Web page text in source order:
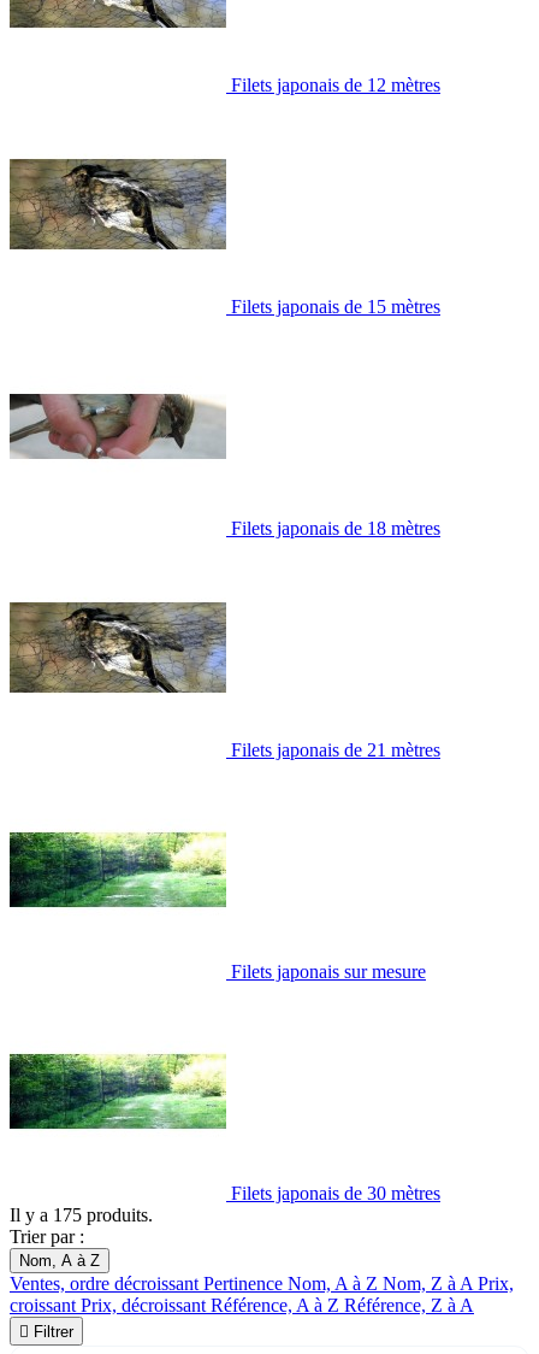
Filets japonais de 12 mètres
Filets japonais de 15 mètres
Filets japonais de 18 mètres
Filets japonais de 21 mètres
Filets japonais sur mesure
Filets japonais de 30 mètres
Il y a 175 produits.
Trier par :
Nom, A à Z
Ventes, ordre décroissant Pertinence Nom, A à Z Nom, Z à A Prix,
croissant Prix, décroissant Référence, A à Z Référence, Z à A
 Filtrer